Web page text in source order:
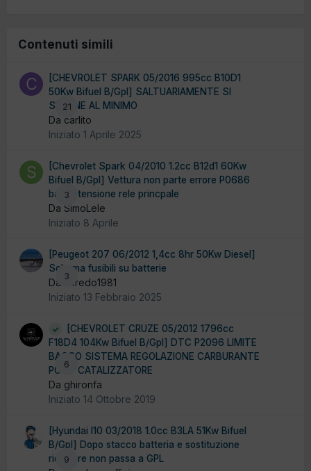
Contenuti simili
21
[CHEVROLET SPARK 05/2016 995cc B10D1
50Kw Bifuel B/Gpl] SALTUARIAMENTE SI
SPEGNE AL MINIMO
Da carlito
Iniziato 1 Aprile 2025
3
[Chevrolet Spark 04/2010 1.2cc B12d1 60Kw
Bifuel B/Gpl] Vettura non parte errore P0686
bassa tensione rele princpale
Da SimoLele
Iniziato 8 Aprile
3
[Peugeot 207 06/2012 1,4cc 8hr 50Kw Diesel]
Schema fusibili su batterie
Da alfredo1981
Iniziato 13 Febbraio 2025
6
[CHEVROLET CRUZE 05/2012 1796cc
F18D4 104Kw Bifuel B/Gpl] DTC P2096 LIMITE
BASSO SISTEMA REGOLAZIONE CARBURANTE
POST CATALIZZATORE
Da ghironfa
Iniziato 14 Ottobre 2019
9
[Hyundai I10 03/2018 1.0cc B3LA 51Kw Bifuel
B/Gpl] Dopo stacco batteria e sostituzione
riduttore non passa a GPL